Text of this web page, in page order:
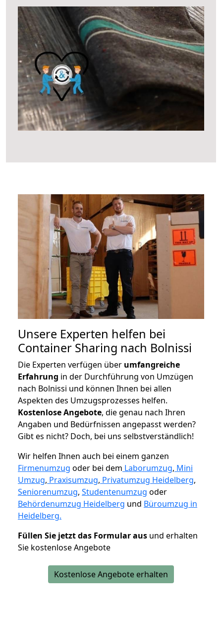
Unsere Experten helfen bei
Container Sharing nach Bolnissi
Die Experten verfügen über umfangreiche
Erfahrung in der Durchführung von Umzügen
nach Bolnissi und können Ihnen bei allen
Aspekten des Umzugsprozesses helfen.
Kostenlose Angebote, die genau nach Ihren
Angaben und Bedürfnissen angepasst werden?
Gibt es nicht? Doch, bei uns selbstverständlich!
Wir helfen Ihnen auch bei einem ganzen
Firmenumzug oder bei dem Laborumzug, Mini
Umzug, Praxisumzug, Privatumzug Heidelberg,
Seniorenumzug, Studentenumzug oder
Behördenumzug Heidelberg und Büroumzug in
Heidelberg.
Füllen Sie jetzt das Formular aus und erhalten
Sie kostenlose Angebote
Kostenlose Angebote erhalten